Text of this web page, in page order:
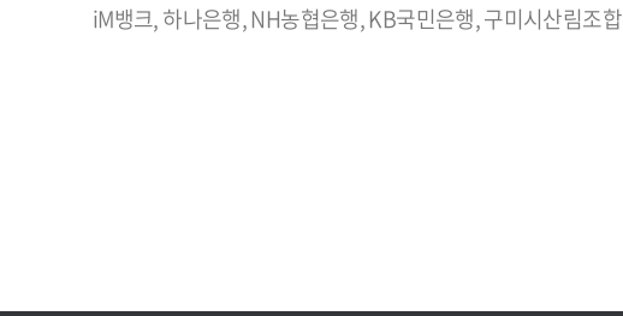
iM뱅크, 하나은행, NH농협은행, KB국민은행, 구미시산림조합